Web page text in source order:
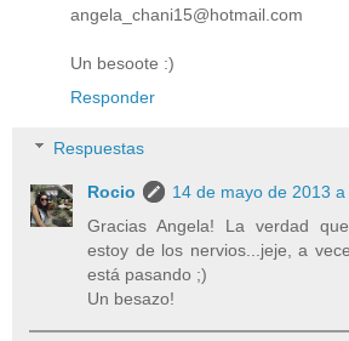
angela_chani15@hotmail.com
Un besoote :)
Responder
Respuestas
Rocio
14 de mayo de 2013
Gracias Angela! La verdad
estoy de los nervios...jeje, a
está pasando ;)
Un besazo!